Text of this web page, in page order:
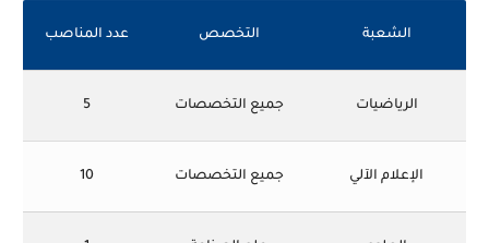
الشعبة التخصص عدد المناصب
الرياضيات جميع التخصصات 5
الإعلام الآلي جميع التخصصات 10